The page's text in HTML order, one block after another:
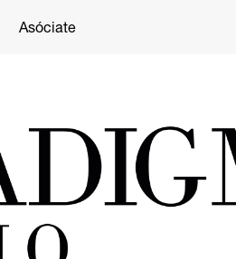
Asóciate